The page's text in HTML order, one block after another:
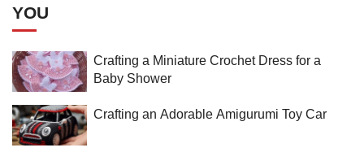
YOU
Crafting a Miniature Crochet Dress for a
Baby Shower
Crafting an Adorable Amigurumi Toy Car